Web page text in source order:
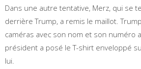
Dans une autre tentative, Merz, qui se
derrière Trump, a remis le maillot.
caméras avec son nom et son numéro
président a posé le T-shirt enveloppé
lui.